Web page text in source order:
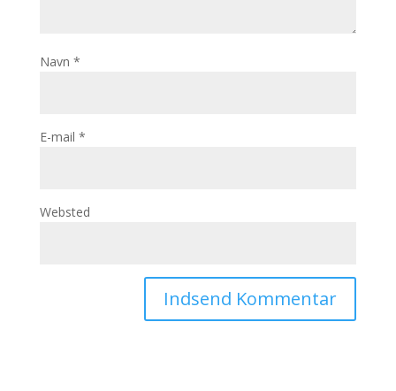
Navn *
E-mail *
Websted